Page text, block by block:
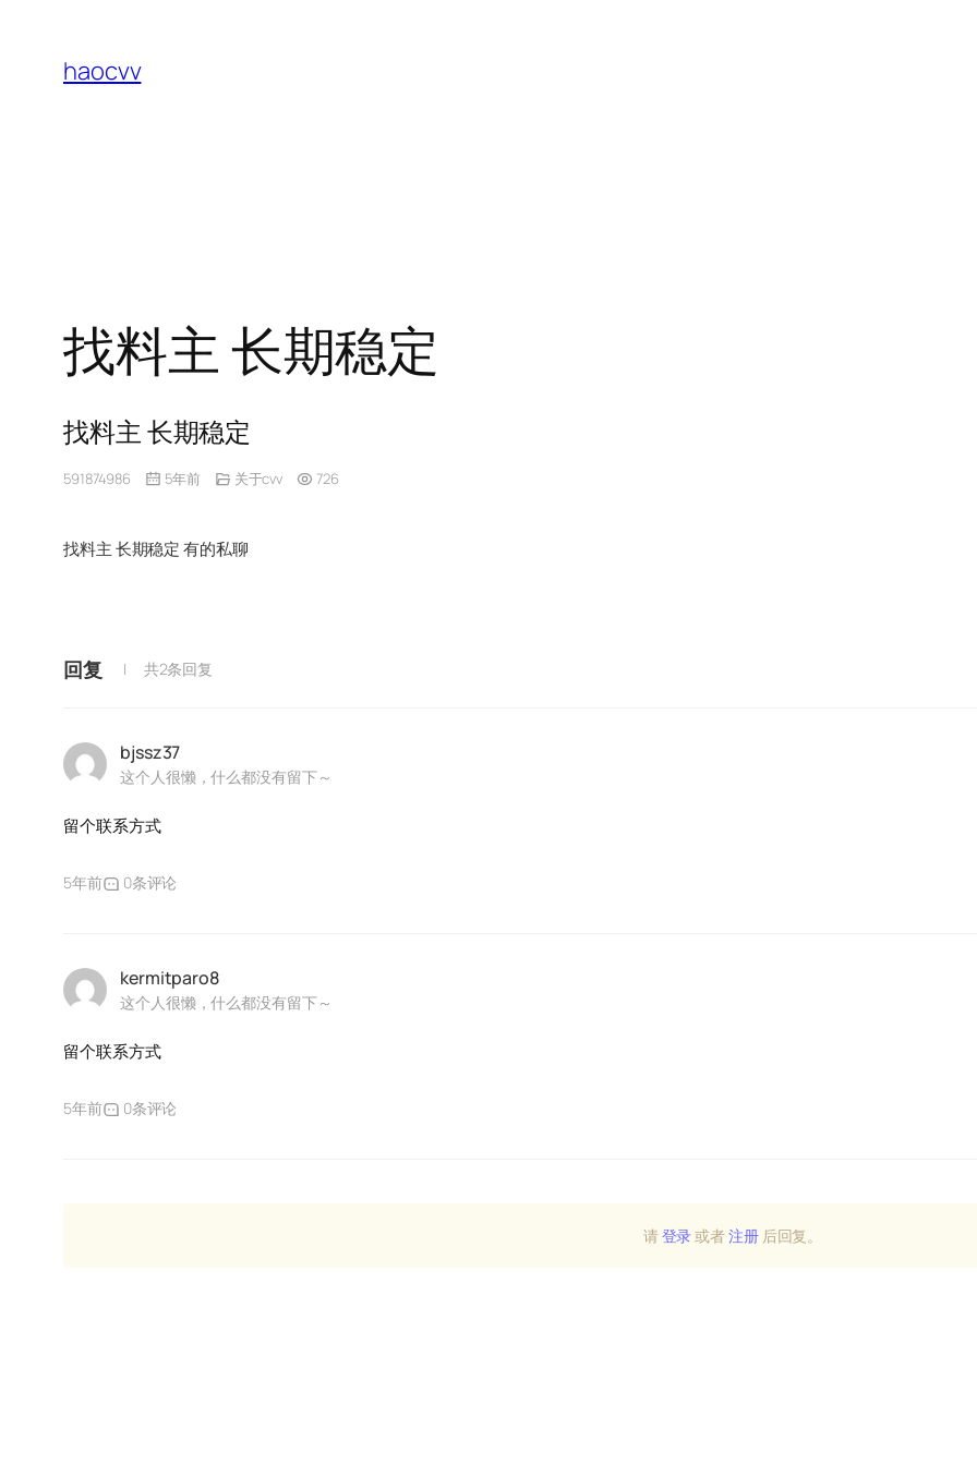
haocvv
找料主 长期稳定
找料主 长期稳定
591874986 5年前 关于cvv 726
找料主 长期稳定 有的私聊
回复 共2条回复
bjssz37
这个人很懒，什么都没有留下～
留个联系方式
5年前 0条评论
kermitparo8
这个人很懒，什么都没有留下～
留个联系方式
5年前 0条评论
请登录或者注册后回复。